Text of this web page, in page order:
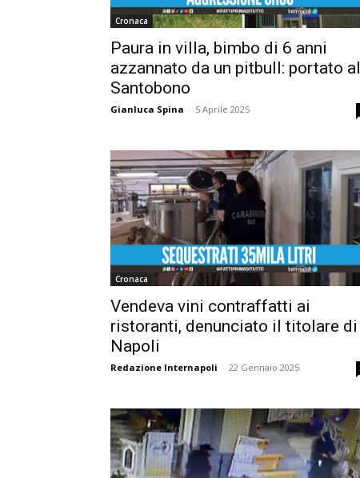
Cronaca
Paura in villa, bimbo di 6 anni
azzannato da un pitbull: portato al
Santobono
Gianluca Spina - 5 Aprile 2025
Cronaca
Vendeva vini contraffatti ai
ristoranti, denunciato il titolare di
Napoli
Redazione Internapoli - 22 Gennaio 2025